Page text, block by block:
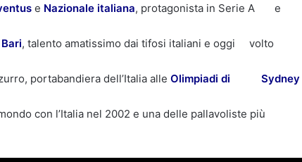
e Nazionale italiana, protagonista in Serie A e
Bari, talento amatissimo dai tifosi italiani e oggi volto
portabandiera dell’Italia alle Olimpiadi di Sydney
con l’Italia nel 2002 e una delle pallavoliste più